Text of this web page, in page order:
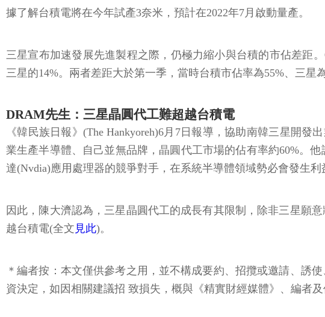
據了解台積電將在今年試產3奈米，預計在2022年7月啟動量產。
三星宣布加速發展先進製程之際，仍極力縮小與台積的市佔差距
三星的14%。兩者差距大於第一季，當時台積市佔率為55%、三星為
DRAM先生：三星晶圓代工難超越台積電
《韓民族日報》(The Hankyoreh)6月7日報導，協助南韓三星開
業生產半導體、自己並無品牌，晶圓代工市場的佔有率約60%。
達(Nvdia)應用處理器的競爭對手，在系統半導體領域勢必會發生
因此，陳大濟認為，三星晶圓代工的成長有其限制，除非三星願
越台積電(全文 見此)。
＊編者按：本文僅供參考之用，並不構成要約、招攬或邀請、誘
資決定，如因相關建議招 致損失，概與《精實財經媒體》、編者及